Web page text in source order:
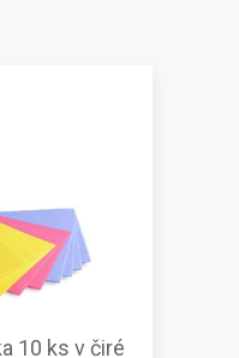
10 ks v čiré